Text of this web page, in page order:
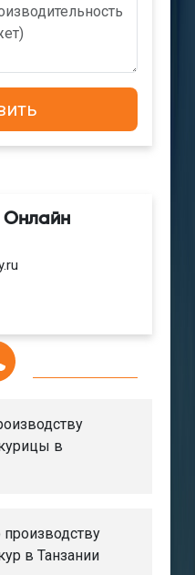
в
в Танзании